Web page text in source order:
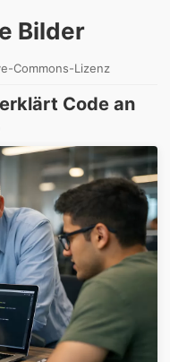
Bilder
Commons-Lizenz
Code an